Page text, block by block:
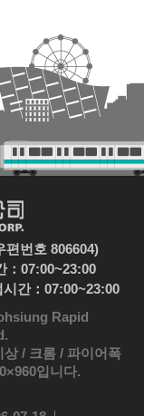
편번호 806604)
：07:00~23:00
간：07:00~23:00
Rapid
/ 크롬 / 파이어폭
입니다.